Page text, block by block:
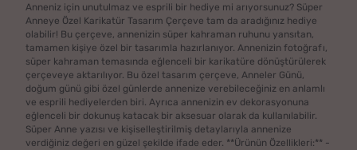
Anneniz için unutulmaz ve esprili bir hediye mi arıyorsunuz? Süper
Anneye Özel Karikatür Tasarım Çerçeve tam da aradığınız hediye
olabilir! Bu çerçeve, annenizin süper kahraman ruhunu yansıtan,
tamamen kişiye özel bir tasarımla hazırlanıyor. Annenizin fotoğrafı,
süper kahraman temasında eğlenceli bir karikatüre dönüştürülerek
çerçeveye aktarılıyor. Bu özel tasarım çerçeve, Anneler Günü,
doğum günü gibi özel günlerde annenize verebileceğiniz en anlamlı
ve esprili hediyelerden biri. Ayrıca annenizin ev dekorasyonuna
eğlenceli bir dokunuş katacak bir aksesuar olarak da kullanılabilir.
Süper Anne yazısı ve kişiselleştirilmiş detaylarıyla annenize
verdiğiniz değeri en güzel şekilde ifade eder. **Ürünün Özellikleri:** -